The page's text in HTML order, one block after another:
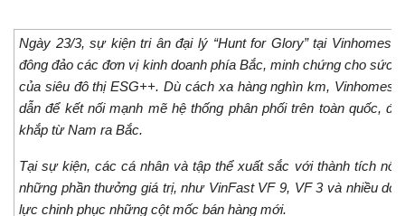
Ngày 23/3, sự kiện tri ân đại lý “Hunt for Glory” tại Vinhomes
đông đảo các đơn vị kinh doanh phía Bắc, minh chứng cho sức
của siêu đô thị ESG++. Dù cách xa hàng nghìn km, Vinhomes
dẫn để kết nối mạnh mẽ hệ thống phân phối trên toàn quốc,
khắp từ Nam ra Bắc.
Tại sự kiện, các cá nhân và tập thể xuất sắc với thành tích nổi
những phần thưởng giá trị, như VinFast VF 9, VF 3 và nhiều
lực chinh phục những cột mốc bán hàng mới.